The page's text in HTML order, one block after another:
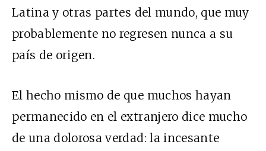
Latina y otras partes del mundo, que muy
probablemente no regresen nunca a su
país de origen.
El hecho mismo de que muchos hayan
permanecido en el extranjero dice mucho
de una dolorosa verdad: la incesante